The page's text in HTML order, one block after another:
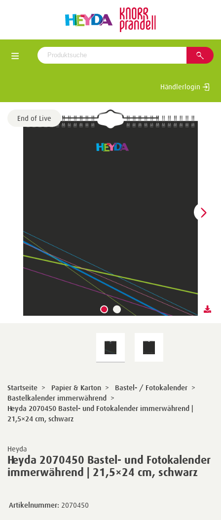
Händlerlogin
Heyda
Heyda 2070450 Bastel- und Fotokalender
immerwährend | 21,5×24 cm, schwarz
Startseite > Papier & Karton > Bastel- / Fotokalender >
Bastelkalender immerwährend
>
Heyda 2070450 Bastel- und Fotokalender immerwährend |
21,5×24 cm, schwarz
End of Live
Artikelnummer: 2070450